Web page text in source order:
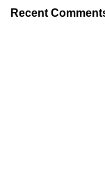
Recent